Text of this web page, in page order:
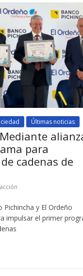
Últimas noticias
para
cadenas de
Pichincha y El Ordeño
impulsar el primer